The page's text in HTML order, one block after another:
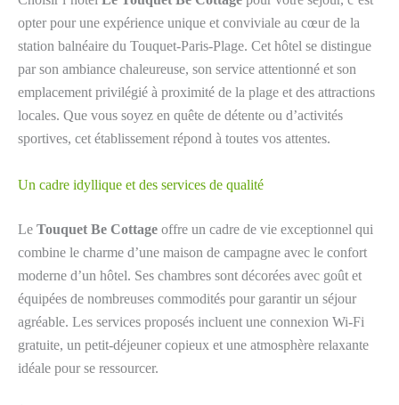
opter pour une expérience unique et conviviale au cœur de la
station balnéaire du Touquet-Paris-Plage. Cet hôtel se distingue
par son ambiance chaleureuse, son service attentionné et son
emplacement privilégié à proximité de la plage et des attractions
locales. Que vous soyez en quête de détente ou d’activités
sportives, cet établissement répond à toutes vos attentes.
Un cadre idyllique et des services de qualité
Le Touquet Be Cottage offre un cadre de vie exceptionnel qui
combine le charme d’une maison de campagne avec le confort
moderne d’un hôtel. Ses chambres sont décorées avec goût et
équipées de nombreuses commodités pour garantir un séjour
agréable. Les services proposés incluent une connexion Wi-Fi
gratuite, un petit-déjeuner copieux et une atmosphère relaxante
idéale pour se ressourcer.